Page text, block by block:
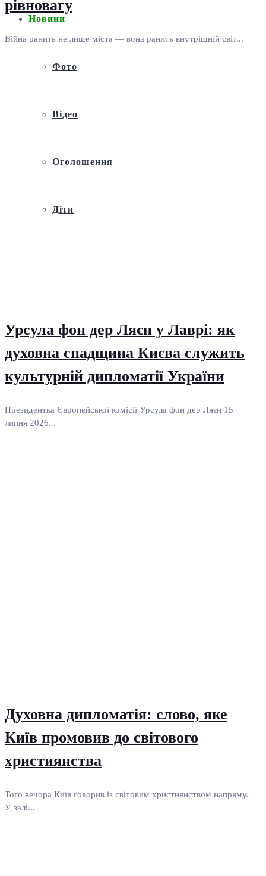
Новини
Фото
Відео
Оголошення
Діти
рівновагу
Війна ранить не лише міста — вона ранить внутрішній світ...
Урсула фон дер Ляєн у Лаврі: як
духовна спадщина Києва служить
культурній дипломатії України
Президентка Європейської комісії Урсула фон дер Ляєн 15
липня 2026...
Духовна дипломатія: слово, яке
Київ промовив до світового
християнства
Того вечора Київ говорив із світовим християнством напряму.
У залі...